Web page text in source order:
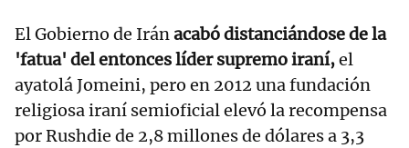
El Gobierno de Iránacabó distanciándose de la
'fatua' del entonces líder supremo iraní,el
ayatolá Jomeini, pero en 2012 una fundación
religiosa iraní semioficial elevó la recompensa
por Rushdie de 2,8 millones de dólares a 3,3